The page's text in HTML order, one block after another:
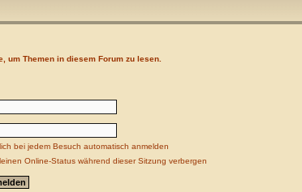
um Themen in diesem Forum zu lesen.
bei jedem Besuch automatisch anmelden
Online-Status während dieser Sitzung verbergen